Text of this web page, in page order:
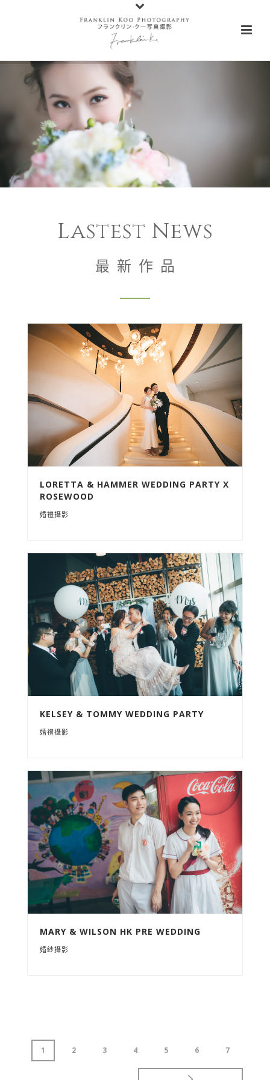
Lastest News
最 新 作 品
LORETTA & HAMMER WEDDING PARTY X
ROSEWOOD
婚禮攝影
KELSEY & TOMMY WEDDING PARTY
婚禮攝影
MARY & WILSON HK PRE WEDDING
婚紗攝影
1 2 3 4 5 6 7